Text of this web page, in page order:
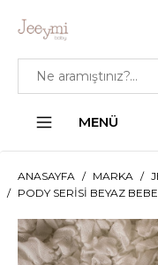
MENÜ
ANASAYFA MARKA
PODY SERISI BEYAZ